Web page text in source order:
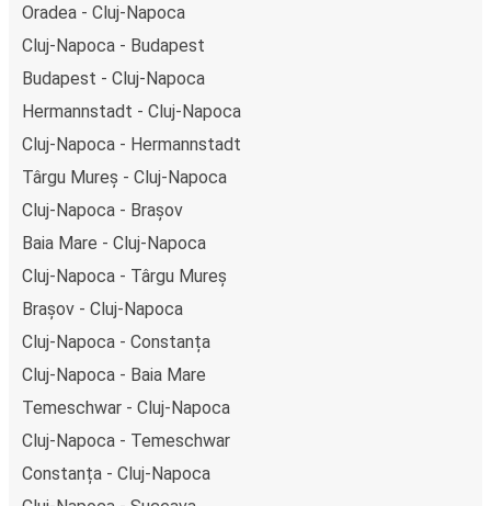
Oradea - Cluj-Napoca
Cluj-Napoca - Budapest
Budapest - Cluj-Napoca
Hermannstadt - Cluj-Napoca
Cluj-Napoca - Hermannstadt
Târgu Mureș - Cluj-Napoca
Cluj-Napoca - Brașov
Baia Mare - Cluj-Napoca
Cluj-Napoca - Târgu Mureș
Brașov - Cluj-Napoca
Cluj-Napoca - Constanța
Cluj-Napoca - Baia Mare
Temeschwar - Cluj-Napoca
Cluj-Napoca - Temeschwar
Constanța - Cluj-Napoca